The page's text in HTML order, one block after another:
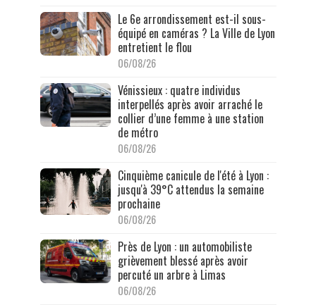
Le 6e arrondissement est-il sous-
équipé en caméras ? La Ville de Lyon
entretient le flou
06/08/26
Vénissieux : quatre individus
interpellés après avoir arraché le
collier d’une femme à une station
de métro
06/08/26
Cinquième canicule de l'été à Lyon :
jusqu'à 39°C attendus la semaine
prochaine
06/08/26
Près de Lyon : un automobiliste
grièvement blessé après avoir
percuté un arbre à Limas
06/08/26